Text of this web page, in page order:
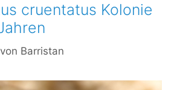
cruentatus Kolonie
von Barristan